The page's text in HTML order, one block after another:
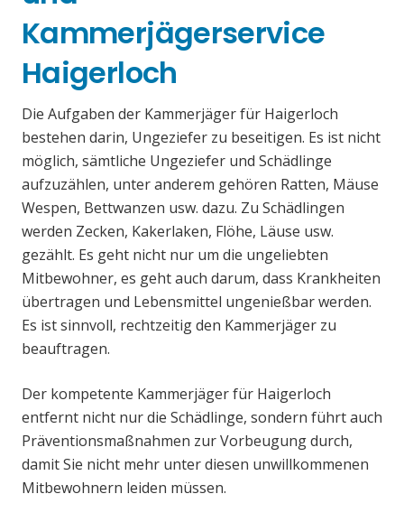
Kammerjägerservice
Haigerloch
Die Aufgaben der Kammerjäger für Haigerloch
bestehen darin, Ungeziefer zu beseitigen. Es ist nicht
möglich, sämtliche Ungeziefer und Schädlinge
aufzuzählen, unter anderem gehören Ratten, Mäuse
Wespen, Bettwanzen usw. dazu. Zu Schädlingen
werden Zecken, Kakerlaken, Flöhe, Läuse usw.
gezählt. Es geht nicht nur um die ungeliebten
Mitbewohner, es geht auch darum, dass Krankheiten
übertragen und Lebensmittel ungenießbar werden.
Es ist sinnvoll, rechtzeitig den Kammerjäger zu
beauftragen.
Der kompetente Kammerjäger für Haigerloch
entfernt nicht nur die Schädlinge, sondern führt auch
Präventionsmaßnahmen zur Vorbeugung durch,
damit Sie nicht mehr unter diesen unwillkommenen
Mitbewohnern leiden müssen.